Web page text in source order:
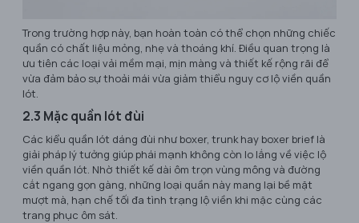
Trong trường hợp này, bạn hoàn toàn có thể chọn những chiếc
quần có chất liệu mỏng, nhẹ và thoáng khí. Điều quan trọng là
ưu tiên các loại vải mềm mại, mịn màng và thiết kế rộng rãi để
vừa đảm bảo sự thoải mái vừa giảm thiểu nguy cơ lộ viền quần
lót.
2.3 Mặc quần lót đùi
Các kiểu quần lót dáng đùi như boxer, trunk hay boxer brief là
giải pháp lý tưởng giúp phái mạnh không còn lo lắng về việc lộ
viền quần lót. Nhờ thiết kế dài ôm trọn vùng mông và đường
cắt ngang gọn gàng, những loại quần này mang lại bề mặt
mượt mà, hạn chế tối đa tình trạng lộ viền khi mặc cùng các
trang phục ôm sát.